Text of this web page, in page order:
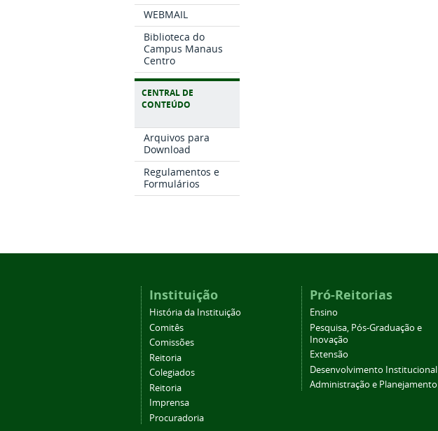
WEBMAIL
Biblioteca do
Campus Manaus
Centro
CENTRAL DE
CONTEÚDO
Arquivos para
Download
Regulamentos e
Formulários
Instituição
História da Instituição
Comitês
Comissões
Reitoria
Colegiados
Reitoria
Imprensa
Procuradoria
Pró-Reitorias
Ensino
Pesquisa, Pós-Graduação e
Inovação
Extensão
Desenvolvimento Institucional
Administração e Planejamento